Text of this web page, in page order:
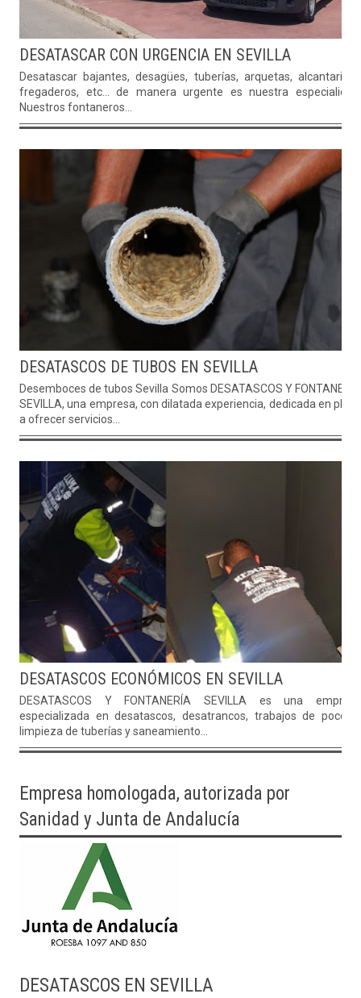
DESATASCAR CON URGENCIA EN SEVILLA
Desatascar bajantes, desagües, tuberías, arquetas, alcantarillas,
fregaderos, etc... de manera urgente es nuestra especialidad.
Nuestros fontaneros...
DESATASCOS DE TUBOS EN SEVILLA
Desemboces de tubos Sevilla Somos DESATASCOS Y FONTANERÍA
SEVILLA, una empresa, con dilatada experiencia, dedicada en pleno
a ofrecer servicios...
DESATASCOS ECONÓMICOS EN SEVILLA
DESATASCOS Y FONTANERÍA SEVILLA es una empresa
especializada en desatascos, desatrancos, trabajos de pocería,
limpieza de tuberías y saneamiento...
Empresa homologada, autorizada por
Sanidad y Junta de Andalucía
DESATASCOS EN SEVILLA